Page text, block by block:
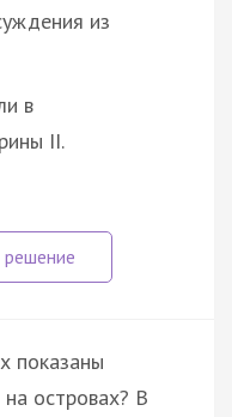
из
в
II.
показаны
островах? В